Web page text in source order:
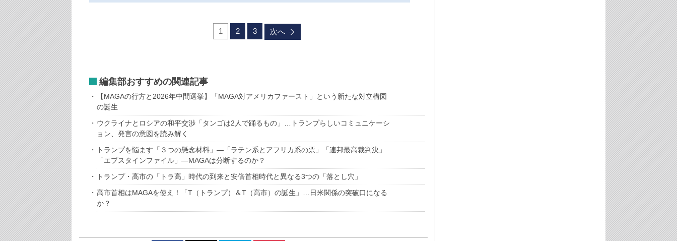
1 2 3 次へ
編集部おすすめの関連記事
【MAGAの行方と2026年中間選挙】「MAGA対アメリカファースト」という新たな対立構図
の誕生
ウクライナとロシアの和平交渉「タンゴは2人で踊るもの」…トランプらしいコミュニケーシ
ョン、発言の意図を読み解く
トランプを悩ます「３つの懸念材料」―「ラテン系とアフリカ系の票」「連邦最高裁判決」
「エプスタインファイル」―MAGAは分断するのか？
トランプ・高市の「トラ高」時代の到来と安倍首相時代と異なる3つの「落とし穴」
高市首相はMAGAを使え！「T（トランプ）＆T（高市）の誕生」…日米関係の突破口になる
か？